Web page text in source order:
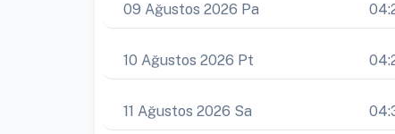
09 Ağustos 2026 Pa
10 Ağustos 2026 Pt
11 Ağustos 2026 Sa